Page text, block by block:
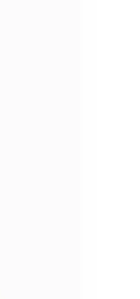
Şıklık ve
çok yönlü kullanım
ideal bir aksesuar
Çanta
günlük ve
fermuar
- Şık ve